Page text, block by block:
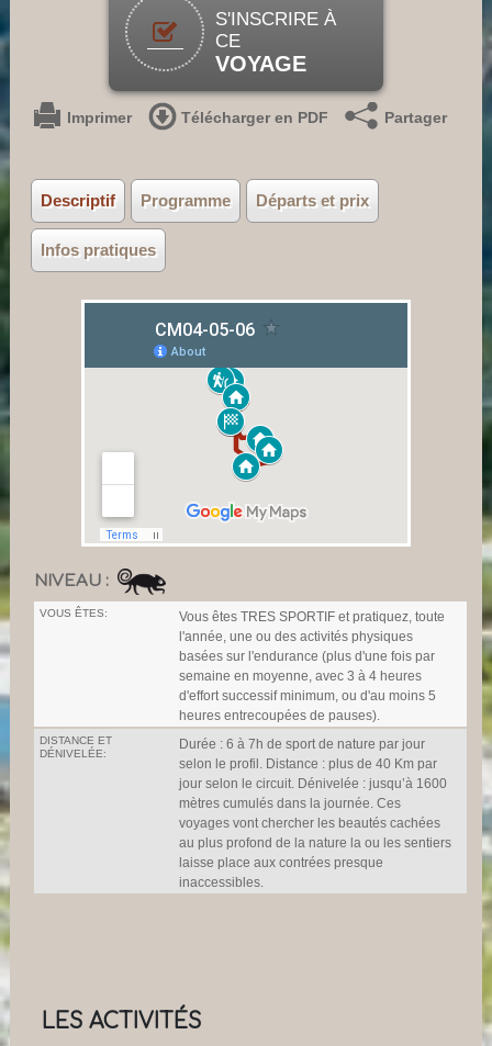
S'INSCRIRE À
CE
VOYAGE
Imprimer Télécharger en PDF Partager
Descriptif Programme Départs et prix
Infos pratiques
NIVEAU :
VOUS ÊTES:
Vous êtes TRES SPORTIF et pratiquez, toute
l'année, une ou des activités physiques
basées sur l'endurance (plus d'une fois par
semaine en moyenne, avec 3 à 4 heures
d'effort successif minimum, ou d'au moins 5
heures entrecoupées de pauses).
DISTANCE ET
DÉNIVELÉE:
Durée : 6 à 7h de sport de nature par jour
selon le profil. Distance : plus de 40 Km par
jour selon le circuit. Dénivelée : jusqu’à 1600
mètres cumulés dans la journée. Ces
voyages vont chercher les beautés cachées
au plus profond de la nature la ou les sentiers
laisse place aux contrées presque
inaccessibles.
LES ACTIVITÉS